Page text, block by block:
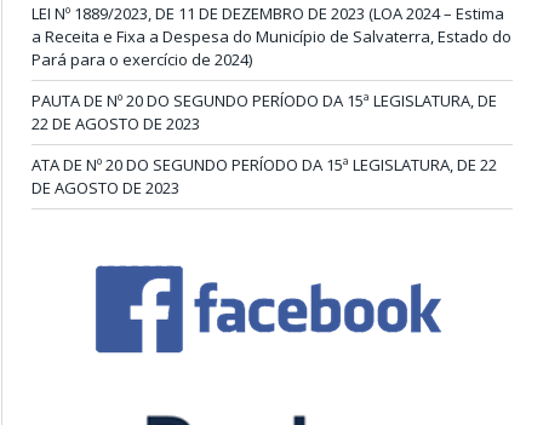
LEI Nº 1889/2023, DE 11 DE DEZEMBRO DE 2023 (LOA 2024 – Estima
a Receita e Fixa a Despesa do Município de Salvaterra, Estado do
Pará para o exercício de 2024)
PAUTA DE Nº 20 DO SEGUNDO PERÍODO DA 15ª LEGISLATURA, DE
22 DE AGOSTO DE 2023
ATA DE Nº 20 DO SEGUNDO PERÍODO DA 15ª LEGISLATURA, DE 22
DE AGOSTO DE 2023